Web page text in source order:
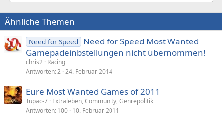
Ähnliche Themen
Need for Speed Need for Speed Most Wanted
Gamepadeinbstellungen nicht übernommen!
chris2 Racing
Antworten 2 24. Februar 2014
Eure Most Wanted Games of 2011
Tupac-7 Extraleben, Community, Genrepolitik
Antworten 100 10. Februar 2011